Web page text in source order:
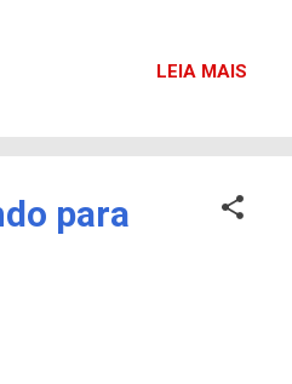
O trabalho dosLEIA MAIS
para